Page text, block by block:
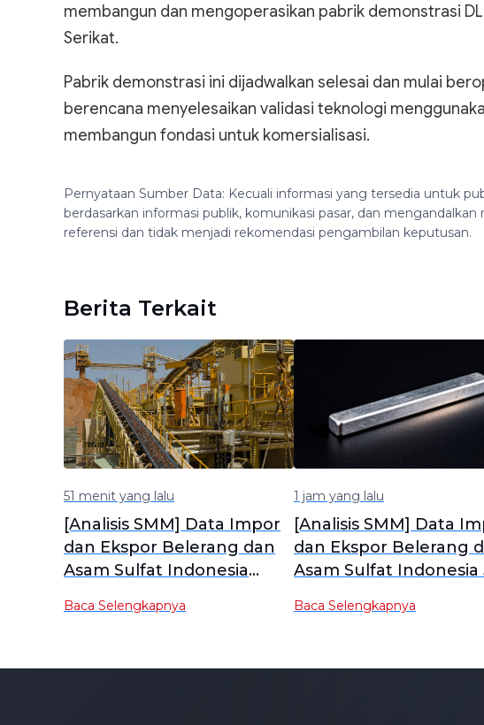
membangun dan mengoperasikan pabrik demonstrasi
Serikat.
Pabrik demonstrasi ini dijadwalkan selesai dan mulai
berencana menyelesaikan validasi teknologi
membangun fondasi untuk komersialisasi.
Pernyataan Sumber Data: Kecuali informasi yang tersedia untuk
berdasarkan informasi publik, komunikasi pasar, dan
referensi dan tidak menjadi rekomendasi pengambilan keputusan.
Berita Terkait
51 menit yang lalu
[Analisis SMM] Data Impor
dan Ekspor Belerang dan
Asam Sulfat Indonesia
Baca Selengkapnya
1 jam yang lalu
[Analisis SMM] Data
dan Ekspor Belerang
Asam Sulfat Indonesia
Baca Selengkapnya